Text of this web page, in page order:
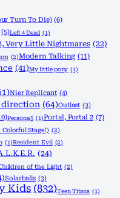
Turn To Die) (6)
(5)Left 4 Dead (1)
Very Little Nightmares (22)
(2)Modern Talking (11)
(41)My little pony (1)
Nier Replicant (4)
direction (64)Outlast (3)
Persona 5 (1)Portal, Portal 2 (7)
Stage!) (2)
(1)Resident Evil (2)
(24)
of the Light (2)
Solarballs (3)
Kids (832)Teen Titans (1)